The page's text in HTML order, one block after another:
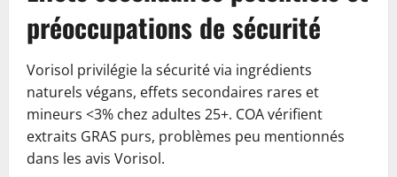
préoccupations de sécurité
Vorisol privilégie la sécurité via ingrédients
naturels végans, effets secondaires rares et
mineurs <3% chez adultes 25+. COA vérifient
extraits GRAS purs, problèmes peu mentionnés
dans les avis Vorisol.